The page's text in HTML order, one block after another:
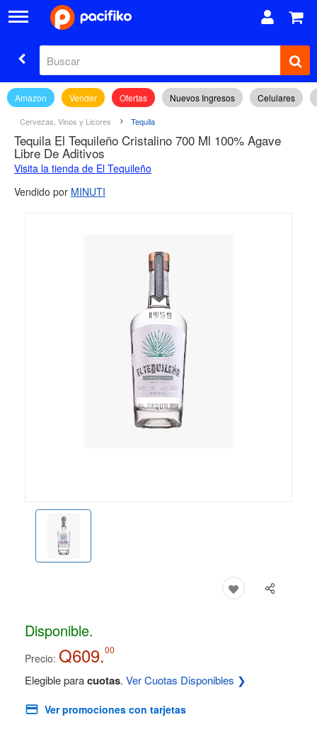
Amazon Vender Ofertas Nuevos Ingresos Celulares
Cervezas, Vinos y Licores Tequila
Tequila El Tequileño Cristalino 700 Ml 100% Agave
Libre De Aditivos
Visita la tienda de El Tequileño
Vendido por MINUTI
Disponible.
Precio: Q609.00
Elegible paracuotas. Ver Cuotas Disponibles ❯
Ver promociones con tarjetas